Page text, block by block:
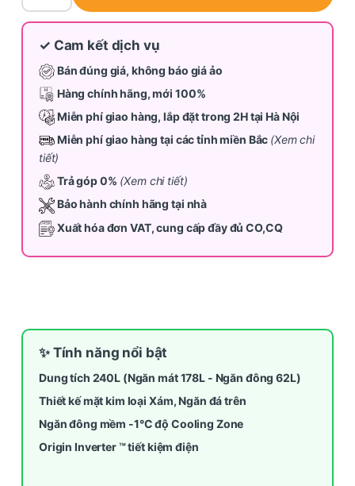
✓ Cam kết dịch vụ
Bán đúng giá, không báo giá ảo
Hàng chính hãng, mới 100%
Miễn phí giao hàng, lắp đặt trong 2H tại Hà Nội
Miễn phí giao hàng tại các tỉnh miền Bắc (Xem chi
tiết)
Trả góp 0% (Xem chi tiết)
Bảo hành chính hãng tại nhà
Xuất hóa đơn VAT, cung cấp đầy đủ CO,CQ
✨ Tính năng nổi bật
Dung tích 240L (Ngăn mát 178L - Ngăn đông 62L)
Thiết kế mặt kim loại Xám, Ngăn đá trên
Ngăn đông mềm -1°C độ Cooling Zone
Origin Inverter ™ tiết kiệm điện